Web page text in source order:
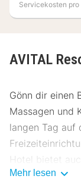
Servicekosten
AVITAL
Gönn dir einen
Massagen und
langen Tag auf
Hotel bietet
Service und ein
Mehr lesen